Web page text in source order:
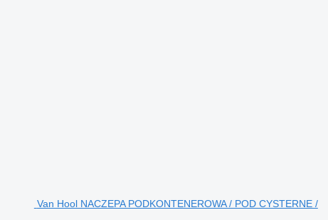
Van Hool NACZEPA PODKONTENEROWA / POD CYSTERNE /